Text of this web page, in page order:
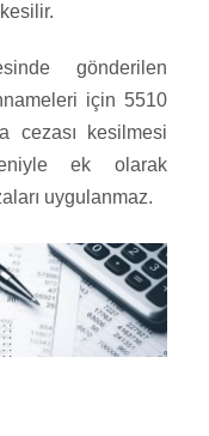
gönderilen
için 5510
cezası kesilmesi
ek olarak
uygulanmaz.